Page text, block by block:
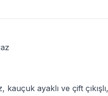
kauçuk ayaklı ve çift